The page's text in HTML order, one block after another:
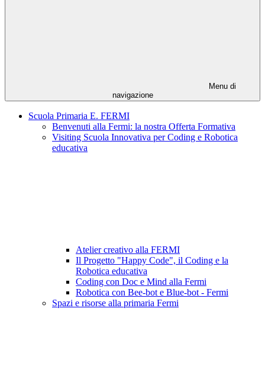
Menu di
navigazione
Scuola Primaria E. FERMI
Benvenuti alla Fermi: la nostra Offerta Formativa
Visiting Scuola Innovativa per Coding e Robotica
educativa
Atelier creativo alla FERMI
Il Progetto "Happy Code", il Coding e la
Robotica educativa
Coding con Doc e Mind alla Fermi
Robotica con Bee-bot e Blue-bot - Fermi
Spazi e risorse alla primaria Fermi